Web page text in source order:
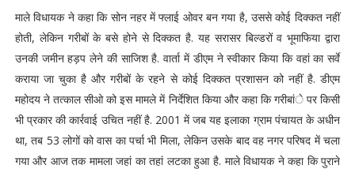
माले विधायक ने कहा कि सोन नहर में फ्लाई ओवर बन गया है, उससे कोई दिक्कत नहीं
होती, लेकिन गरीबों के बसे होने से दिक्कत है. यह सरासर बिल्डरों व भूमाफिया द्वारा
उनकी जमीन हड़प लेने की साजिश है. वार्ता में डीएम ने स्वीकार किया कि वहां का सर्वे
कराया जा चुका है और गरीबों के रहने से कोई दिक्कत प्रशासन को नहीं है. डीएम
महोदय ने तत्काल सीओ को इस मामले में निर्देशित किया और कहा कि गरीबांे पर किसी
भी प्रकार की कार्रवाई उचित नहीं है. 2001 में जब यह इलाका ग्राम पंचायत के अधीन
था, तब 53 लोगों को वास का पर्चा भी मिला, लेकिन उसके बाद वह नगर परिषद में चला
गया और आज तक मामला जहां का तहां लटका हुआ है. माले विधायक ने कहा कि पुराने